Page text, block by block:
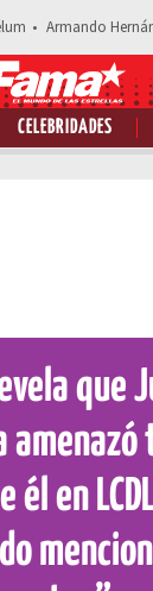
Armando
CELEBRIDADES
que
amenazó
él en